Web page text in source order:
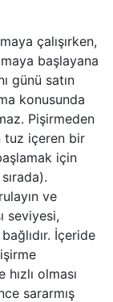
çalışırken,
başlayana
günü satın
konusunda
Pişirmeden
tuz içeren bir
için
ve
seviyesi,
İçeride
olması
sararmış